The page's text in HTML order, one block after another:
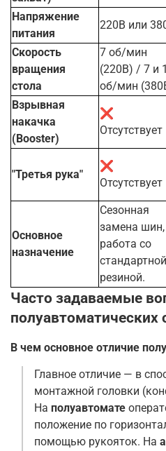
Напряжение
питания
220В или
Скорость
вращения
стола
7 об/мин
(220В) / 7 и
об/мин
Взрывная
накачка
(Booster)
❌
Отсутствует
"Третья рука"
❌
Отсутствует
Основное
назначение
Сезонная
замена шин,
работа со
стандартной
резиной.
Часто задаваемые
полуавтоматических
В чем основное отличие
Главное отличие — в
монтажной головки
На полуавтомате
положение по
помощью рукояток. На